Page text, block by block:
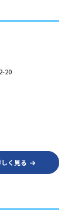
20
く見る